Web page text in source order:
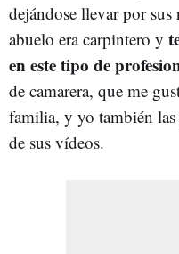
dejándose llevar por sus
abuelo era carpintero y
en este tipo de
de camarera, que me
familia, y yo también
de sus vídeos.